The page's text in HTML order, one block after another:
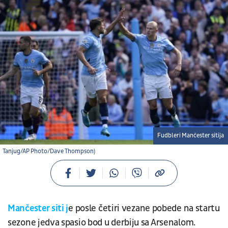
Tanjug/AP Photo/Dave Thompson)
Fudbleri Mančester sitija
Mančester siti je posle četiri vezane pobede na startu
sezone jedva spasio bod u derbiju sa Arsenalom.